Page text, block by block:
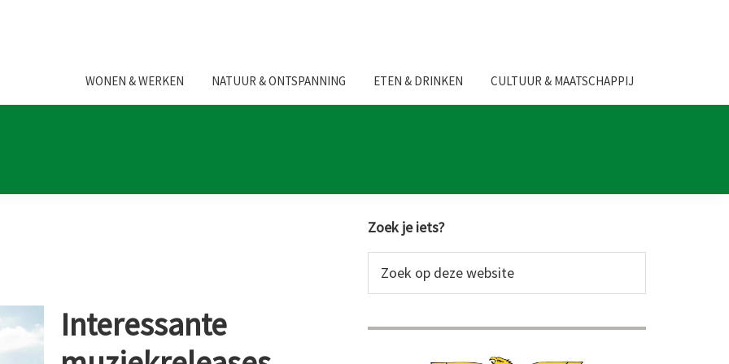
WONEN & WERKEN NATUUR & ONTSPANNING ETEN & DRINKEN CULTUUR & MAATSCHAPPIJ
Interessante
Primaire
Sidebar
Zoek je iets?
op
website